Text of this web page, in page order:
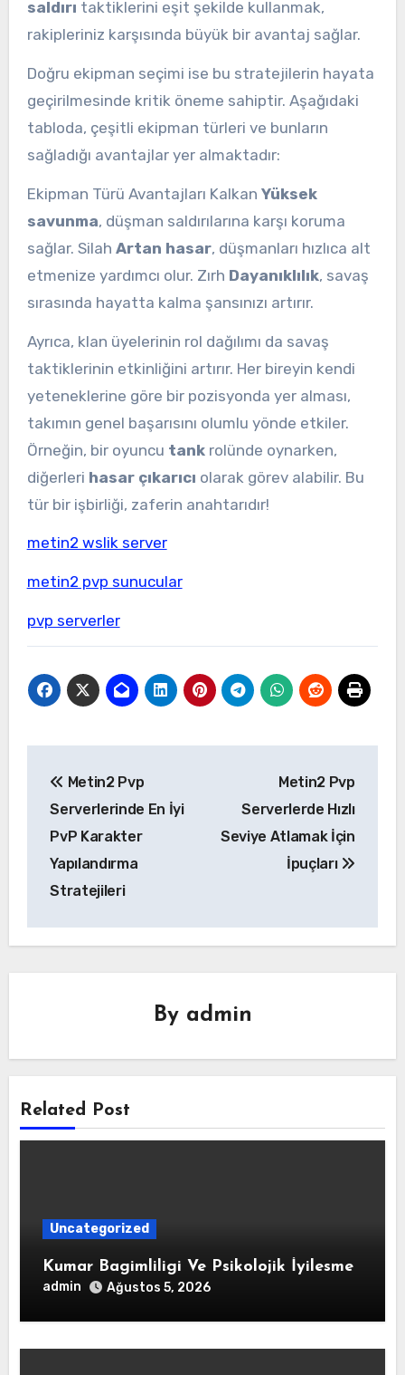
saldırı taktiklerini eşit şekilde kullanmak,
rakipleriniz karşısında büyük bir avantaj sağlar.
Doğru ekipman seçimi ise bu stratejilerin hayata
geçirilmesinde kritik öneme sahiptir. Aşağıdaki
tabloda, çeşitli ekipman türleri ve bunların
sağladığı avantajlar yer almaktadır:
Ekipman Türü Avantajları Kalkan Yüksek
savunma, düşman saldırılarına karşı koruma
sağlar. Silah Artan hasar, düşmanları hızlıca alt
etmenize yardımcı olur. Zırh Dayanıklılık, savaş
sırasında hayatta kalma şansınızı artırır.
Ayrıca, klan üyelerinin rol dağılımı da savaş
taktiklerinin etkinliğini artırır. Her bireyin kendi
yeteneklerine göre bir pozisyonda yer alması,
takımın genel başarısını olumlu yönde etkiler.
Örneğin, bir oyuncu tankrolünde oynarken,
diğerleri hasar çıkarıcı olarak görev alabilir. Bu
tür bir işbirliği, zaferin anahtarıdır!
metin2 wslik server
metin2 pvp sunucular
pvp serverler
gezinmesi
Metin2 Pvp
Serverlerinde En İyi
PvP Karakter
Yapılandırma
Stratejileri
Metin2 Pvp
Serverlerde Hızlı
Seviye Atlamak İçin
İpuçları
By admin
Related Post
Uncategorized
Kumar Bagimliligi Ve Psikolojik İyilesme
admin Ağustos 5, 2026